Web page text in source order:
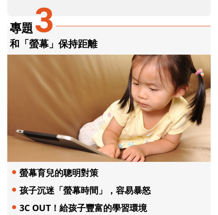
專題3
和「螢幕」保持距離
螢幕育兒的聰明對策
孩子沉迷「螢幕時間」，容易暴怒
3C OUT！給孩子豐富的學習環境